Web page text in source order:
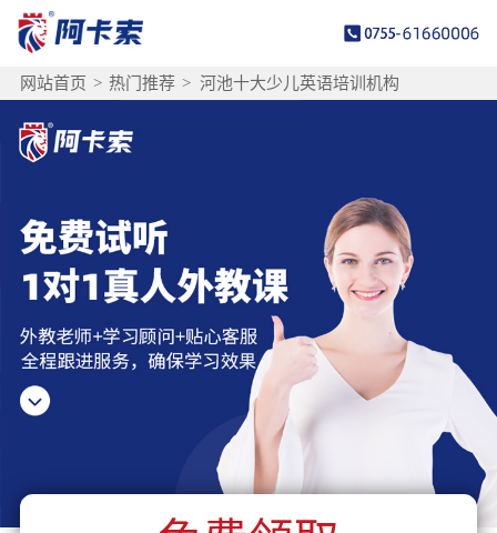
网站首页 > 热门推荐 > 河池十大少儿英语培训机构